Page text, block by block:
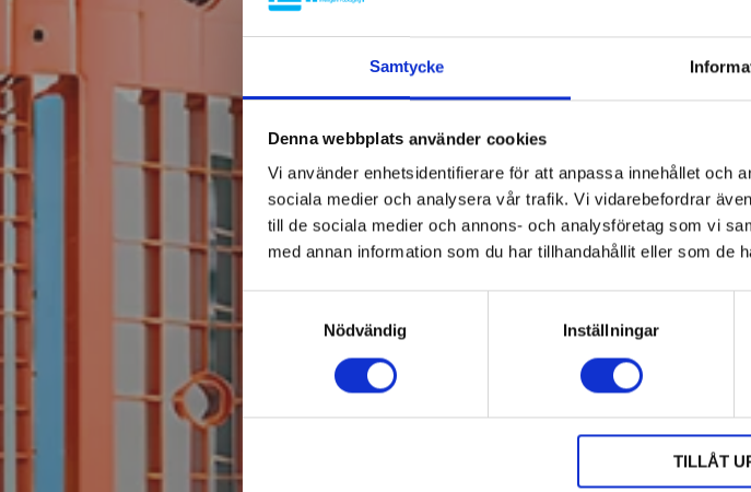
Samtycke
Denna webbplats använder cookies
Vi använder enhetsidentifierare för att anpassa innehållet och
sociala medier och analysera vår trafik. Vi vidarebefordrar
till de sociala medier och annons- och analysföretag som vi
med annan information som du har tillhandahållit eller som de
Nödvändig
Inställningar
TILLÅT